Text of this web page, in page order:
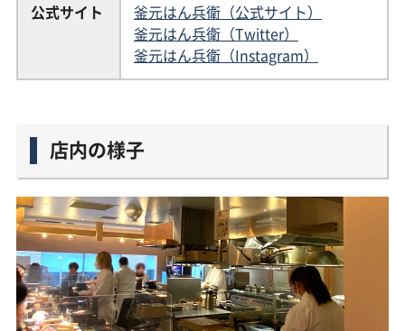
公式サイト
釜元はん兵衛（公式サイト）
釜元はん兵衛（Twitter）
釜元はん兵衛（Instagram）
店内の様子